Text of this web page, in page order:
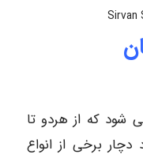
Sirvan
شود که از هردو تا
برخی از انواع